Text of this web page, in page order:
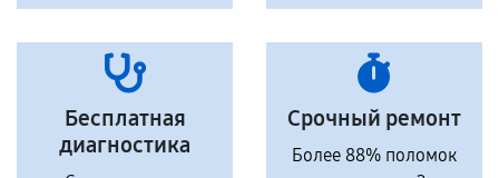
Бесплатная
диагностика
Срочный ремонт
Более 88% поломок